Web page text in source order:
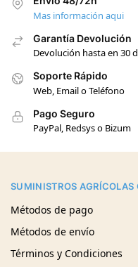
Mas información aqui
Garantía Devolución
Devolución hasta en 30
Soporte Rápido
Web, Email o Teléfono
Pago Seguro
PayPal, Redsys o Bizum
SUMINISTROS AGRÍCOLAS
Métodos de pago
Métodos de envío
Términos y Condiciones